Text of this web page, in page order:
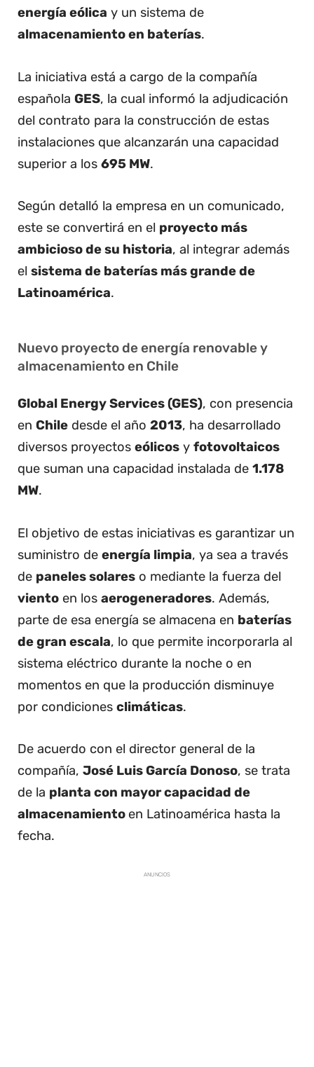
energía eólica y un sistema de
almacenamiento en baterías.
La iniciativa está a cargo de la compañía
española GES, la cual informó la adjudicación
del contrato para la construcción de estas
instalaciones que alcanzarán una capacidad
superior a los 695 MW.
Según detalló la empresa en un comunicado,
este se convertirá en el proyecto más
ambicioso de su historia, al integrar además
el sistema de baterías más grande de
Latinoamérica.
Nuevo proyecto de energía renovable y
almacenamiento en Chile
Global Energy Services (GES), con presencia
en Chile desde el año 2013, ha desarrollado
diversos proyectos eólicos y fotovoltaicos
que suman una capacidad instalada de 1.178
MW.
El objetivo de estas iniciativas es garantizar un
suministro de energía limpia, ya sea a través
de paneles solares o mediante la fuerza del
viento en los aerogeneradores. Además,
parte de esa energía se almacena en baterías
de gran escala, lo que permite incorporarla al
sistema eléctrico durante la noche o en
momentos en que la producción disminuye
por condiciones climáticas.
De acuerdo con el director general de la
compañía, José Luis García Donoso, se trata
de la planta con mayor capacidad de
almacenamiento en Latinoamérica hasta la
fecha.
ANUNCIOS